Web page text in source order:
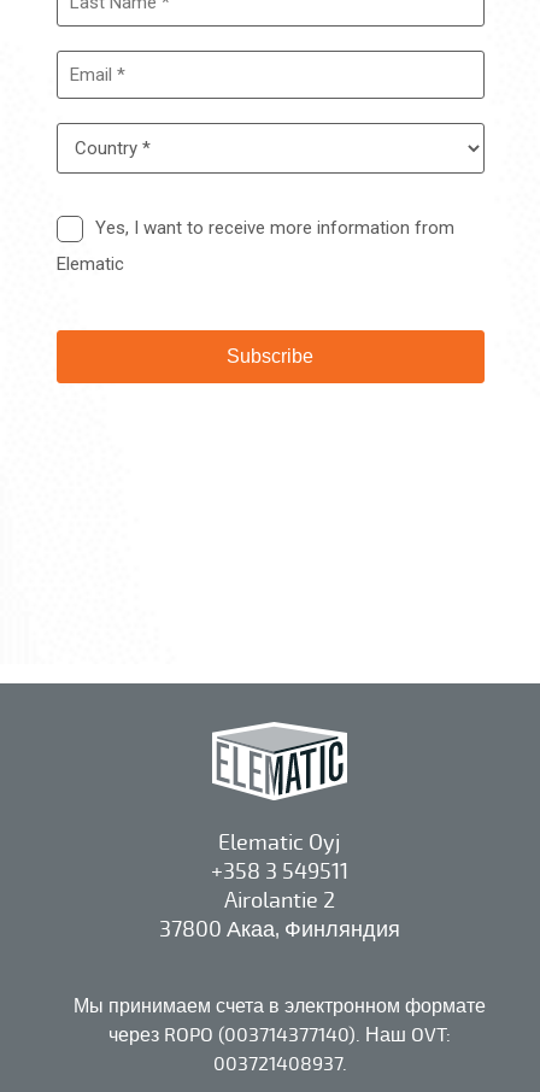
Elematic Oyj
+358 3 549511
Airolantie 2
37800 Акаа, Финляндия
Мы принимаем счета в электронном формате
через ROPO (003714377140). Наш OVT:
003721408937.